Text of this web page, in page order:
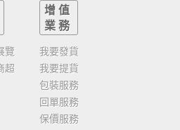
覽
超
增值
業務
我要發貨
我要提貨
包裝服務
回單服務
保價服務